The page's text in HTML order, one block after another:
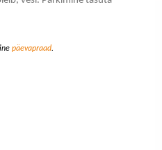
päevapraad.